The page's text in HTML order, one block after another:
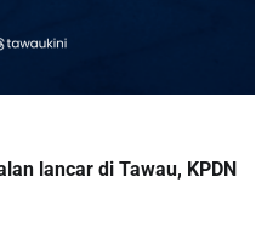
lancar di Tawau, KPDN